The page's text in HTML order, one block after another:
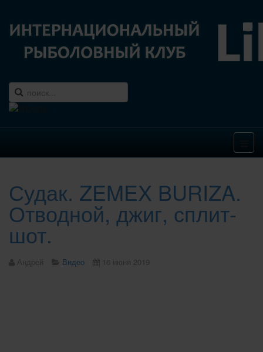
Судак. ZEMEX BURIZA.
Отводной, джиг, сплит-
шот.
Андрей Видео 16 июня 2019